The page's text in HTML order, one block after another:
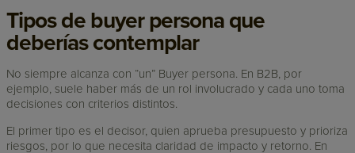
Tipos de buyer persona que
deberías contemplar
No siempre alcanza con “un” Buyer persona. En B2B, por
ejemplo, suele haber más de un rol involucrado y cada uno toma
decisiones con criterios distintos.
El primer tipo es el decisor, quien aprueba presupuesto y prioriza
riesgos, por lo que necesita claridad de impacto y retorno. En